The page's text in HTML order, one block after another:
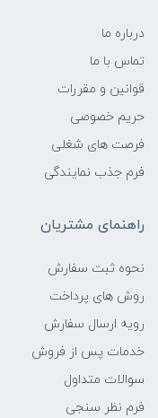
درباره ما
تماس با ما
قوانین و مقررات
حریم خصوصی
فرصت های شغلی
فرم جذب نمایندگی
راهنمای مشتریان
نحوه ثبت سفارش
روش های پرداخت
رویه ارسال سفارش
خدمات پس از فروش
سوالات متداول
فرم نظر سنجی